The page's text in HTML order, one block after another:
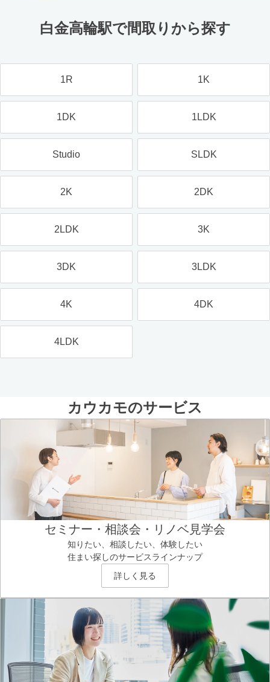
白金高輪駅で間取りから探す
1R 1K
1DK 1LDK
Studio SLDK
2K 2DK
2LDK 3K
3DK 3LDK
4K 4DK
4LDK
カウカモのサービス
セミナー・相談会・リノベ見学会
知りたい、相談したい、体験したい
住まい探しのサービスラインナップ
詳しく見る